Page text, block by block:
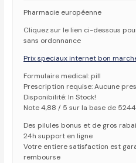
Pharmacie européenne
Cliquez sur le lien ci-dessous
sans ordonnance
Prix speciaux internet bon
Formulaire medical: pill
Prescription requise: Aucune
Disponibilité: In Stock!
Note 4,88 / 5 sur la base de
Des pilules bonus et de gros
24h support en ligne
Votre entiere satisfaction est
rembourse